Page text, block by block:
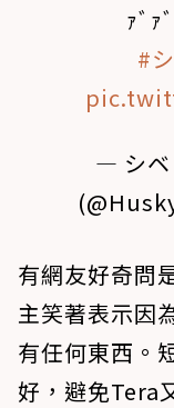
ｧﾞｧ
#
— シベ
有網友好奇問
主笑著表示因
有任何東西。
好，避免Tera